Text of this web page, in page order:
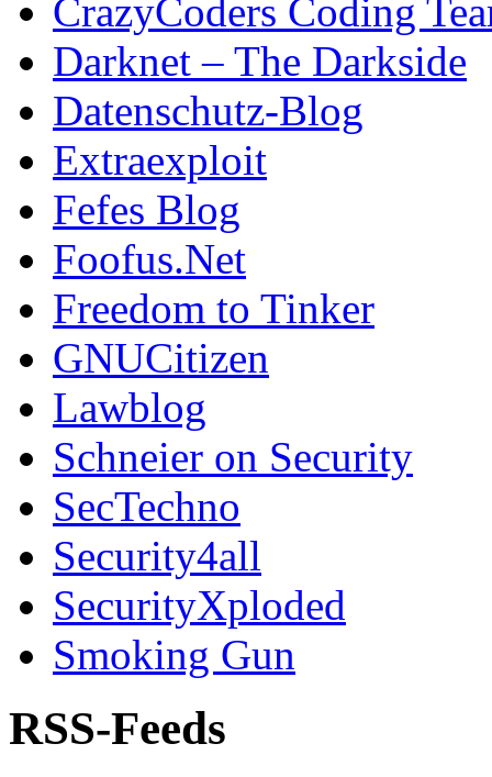
CrazyCoders Coding
Darknet – The Darkside
Datenschutz-Blog
Extraexploit
Fefes Blog
Foofus.Net
Freedom to Tinker
GNUCitizen
Lawblog
Schneier on Security
SecTechno
Security4all
SecurityXploded
Smoking Gun
RSS-Feeds